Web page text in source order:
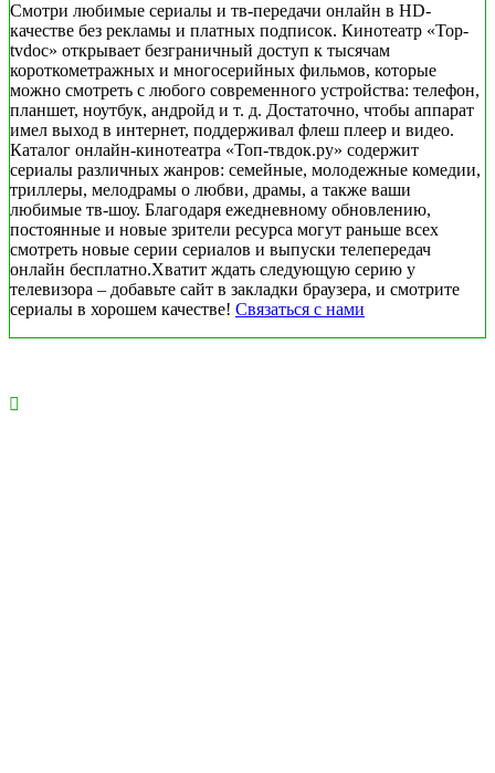
Смотри любимые сериалы и тв-передачи онлайн в HD-
качестве без рекламы и платных подписок. Кинотеатр «Top-
tvdoc» открывает безграничный доступ к тысячам
короткометражных и многосерийных фильмов, которые
можно смотреть с любого современного устройства: телефон,
планшет, ноутбук, андройд и т. д. Достаточно, чтобы аппарат
имел выход в интернет, поддерживал флеш плеер и видео.
Каталог онлайн-кинотеатра «Топ-твдок.ру» содержит
сериалы различных жанров: семейные, молодежные комедии,
триллеры, мелодрамы о любви, драмы, а также ваши
любимые тв-шоу. Благодаря ежедневному обновлению,
постоянные и новые зрители ресурса могут раньше всех
смотреть новые серии сериалов и выпуски телепередач
онлайн бесплатно.Хватит ждать следующую серию у
телевизора – добавьте сайт в закладки браузера, и смотрите
сериалы в хорошем качестве! Связаться с нами